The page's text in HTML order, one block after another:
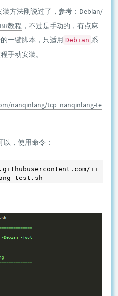
装方法刚说过了，参考： Debian/
教程 ，不过是手动的，有点麻
一键脚本，只适用 Debian 系
手动安装。
nanqinlang/tcp_nanqinlang-te
以，使用命令：
test.sh